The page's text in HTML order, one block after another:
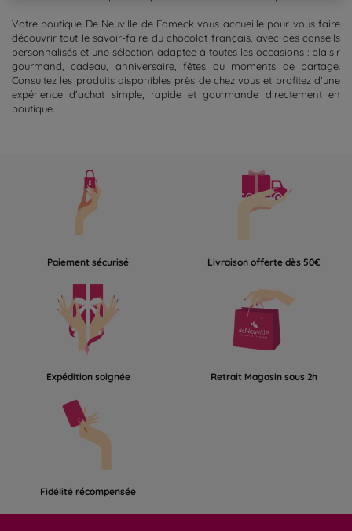
Votre boutique De Neuville de Fameck vous accueille pour vous faire
découvrir tout le savoir-faire du chocolat français, avec des conseils
personnalisés et une sélection adaptée à toutes les occasions : plaisir
gourmand, cadeau, anniversaire, fêtes ou moments de partage.
Consultez les produits disponibles près de chez vous et profitez d'une
expérience d'achat simple, rapide et gourmande directement en
boutique.
Paiement sécurisé Livraison offerte dès 50€
Expédition soignée Retrait Magasin sous 2h
Fidélité récompensée